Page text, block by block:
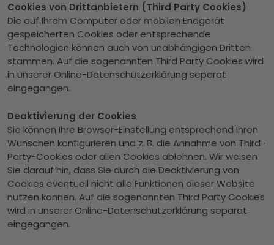
Cookies von Drittanbietern (Third Party Cookies)
Die auf Ihrem Computer oder mobilen Endgerät
gespeicherten Cookies oder entsprechende
Technologien können auch von unabhängigen Dritten
stammen. Auf die sogenannten Third Party Cookies wird
in unserer Online-Datenschutzerklärung separat
eingegangen.
Deaktivierung der Cookies
Sie können Ihre Browser-Einstellung entsprechend Ihren
Wünschen konfigurieren und z. B. die Annahme von Third-
Party-Cookies oder allen Cookies ablehnen. Wir weisen
Sie darauf hin, dass Sie durch die Deaktivierung von
Cookies eventuell nicht alle Funktionen dieser Website
nutzen können. Auf die sogenannten Third Party Cookies
wird in unserer Online-Datenschutzerklärung separat
eingegangen.